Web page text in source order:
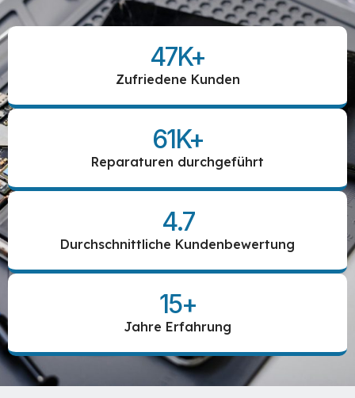
Zufriedene Kunden
47K+
Reparaturen durchgeführt
61K+
Durchschnittliche Kundenbewertung
4.7
Jahre Erfahrung
15+